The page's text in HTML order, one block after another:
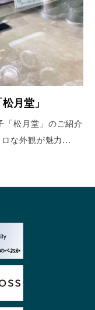
月堂」
松月堂」のご紹介
な外観が魅力...